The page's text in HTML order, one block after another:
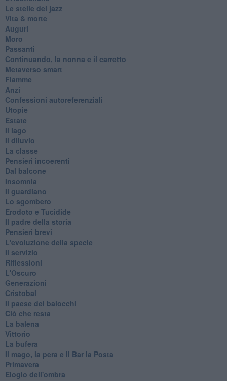
Le stelle del jazz
Vita & morte
Auguri
Moro
Passanti
Continuando, la nonna e il carretto
Metaverso smart
Fiamme
Anzi
Confessioni autoreferenziali
Utopie
Estate
Il lago
Il diluvio
La classe
Pensieri incoerenti
Dal balcone
Insomnia
Il guardiano
Lo sgombero
Erodoto e Tucidide
Il padre della storia
Pensieri brevi
L'evoluzione della specie
Il servizio
Riflessioni
L'Oscuro
Generazioni
Cristobal
Il paese dei balocchi
Ciò che resta
La balena
Vittorio
La bufera
Il mago, la pera e il Bar la Posta
Primavera
Elogio dell'ombra